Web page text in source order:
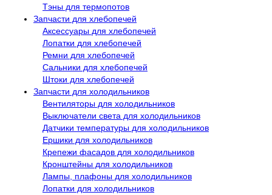
Тэны для термопотов
Запчасти для хлебопечей
Аксессуары для хлебопечей
Лопатки для хлебопечей
Ремни для хлебопечей
Сальники для хлебопечей
Штоки для хлебопечей
Запчасти для холодильников
Вентиляторы для холодильников
Выключатели света для холодильников
Датчики температуры для холодильников
Ершики для холодильников
Крепежи фасадов для холодильников
Кронштейны для холодильников
Лампы, плафоны для холодильников
Лопатки для холодильников